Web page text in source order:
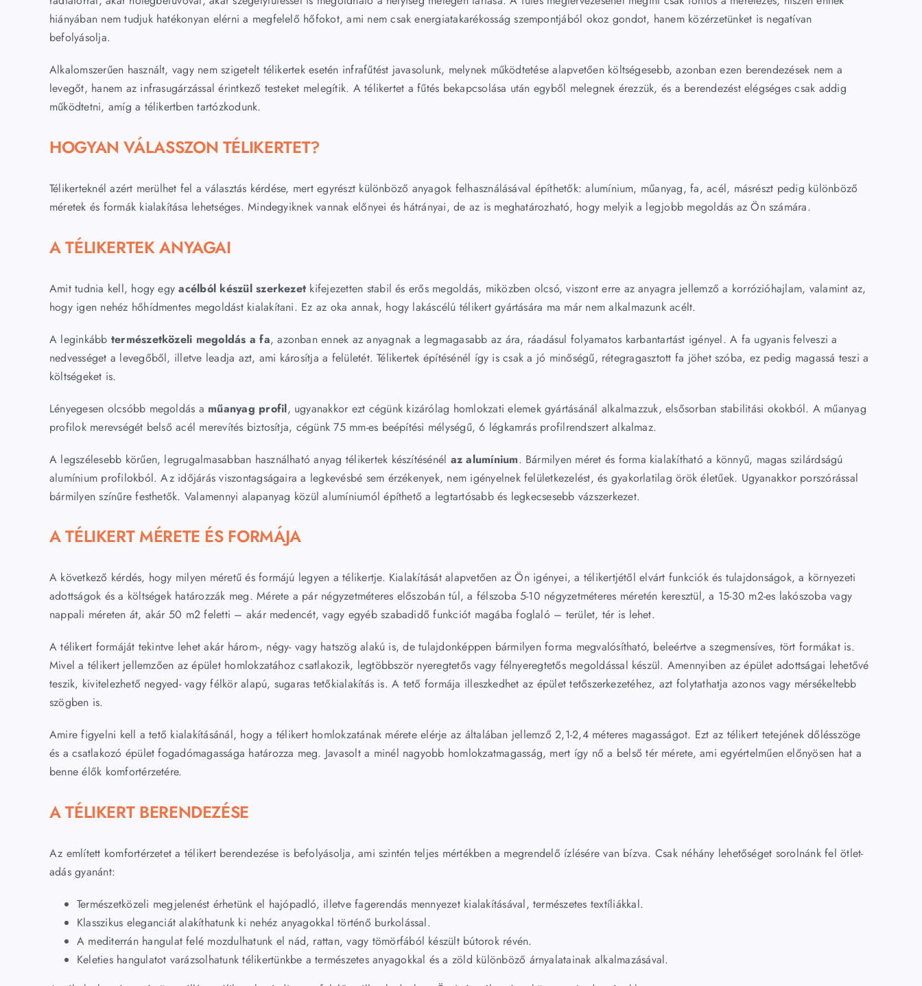
hiányában nem tudjuk hatékonyan elérni a megfelelő hőfokot, ami nem csak energiatakarékosság szempontjából okoz gondot, hanem közérzetünket is negatívan
befolyásolja.
Alkalomszerűen használt, vagy nem szigetelt télikertek esetén infrafűtést javasolunk, melynek működtetése alapvetően költségesebb, azonban ezen berendezések nem a
levegőt, hanem az infrasugárzással érintkező testeket melegítik. A télikertet a fűtés bekapcsolása után egyből melegnek érezzük, és a berendezést elégséges csak addig
működtetni, amíg a télikertben tartózkodunk.
HOGYAN VÁLASSZON TÉLIKERTET?
Télikerteknél azért merülhet fel a választás kérdése, mert egyrészt különböző anyagok felhasználásával építhetők: alumínium, műanyag, fa, acél, másrészt pedig különböző
méretek és formák kialakítása lehetséges. Mindegyiknek vannak előnyei és hátrányai, de az is meghatározható, hogy melyik a legjobb megoldás az Ön számára.
A TÉLIKERTEK ANYAGAI
Amit tudnia kell, hogy egyacélból készül szerkezet kifejezetten stabil és erős megoldás, miközben olcsó, viszont erre az anyagra jellemző a korrózióhajlam, valamint az,
hogy igen nehéz hőhídmentes megoldást kialakítani. Ez az oka annak, hogy lakáscélú télikert gyártására ma már nem alkalmazunk acélt.
A leginkább természetközeli megoldás a fa, azonban ennek az anyagnak a legmagasabb az ára, ráadásul folyamatos karbantartást igényel. A fa ugyanis felveszi a
nedvességet a levegőből, illetve leadja azt, ami károsítja a felületét. Télikertek építésénél így is csak a jó minőségű, rétegragasztott fa jöhet szóba, ez pedig magassá teszi a
költségeket is.
Lényegesen olcsóbb megoldás a műanyag profil, ugyanakkor ezt cégünk kizárólag homlokzati elemek gyártásánál alkalmazzuk, elsősorban stabilitási okokból. A műanyag
profilok merevségét belső acél merevítés biztosítja, cégünk 75 mm-es beépítési mélységű, 6 légkamrás profilrendszert alkalmaz.
A legszélesebb körűen, legrugalmasabban használható anyag télikertek készítésénél az alumínium. Bármilyen méret és forma kialakítható a könnyű, magas szilárdságú
alumínium profilokból. Az időjárás viszontagságaira a legkevésbé sem érzékenyek, nem igényelnek felületkezelést, és gyakorlatilag örök életűek. Ugyanakkor porszórással
bármilyen színűre festhetők. Valamennyi alapanyag közül alumíniumól építhető a legtartósabb és legkecsesebb vázszerkezet.
A TÉLIKERT MÉRETE ÉS FORMÁJA
A következő kérdés, hogy milyen méretű és formájú legyen a télikertje. Kialakítását alapvetően az Ön igényei, a télikertjétől elvárt funkciók és tulajdonságok, a környezeti
adottságok és a költségek határozzák meg. Mérete a pár négyzetméteres előszobán túl, a félszoba 5-10 négyzetméteres méretén keresztül, a 15-30 m2-es lakószoba vagy
nappali méreten át, akár 50 m2 feletti – akár medencét, vagy egyéb szabadidő funkciót magába foglaló – terület, tér is lehet.
A télikert formáját tekintve lehet akár három-, négy- vagy hatszög alakú is, de tulajdonképpen bármilyen forma megvalósítható, beleértve a szegmensíves, tört formákat is.
Mivel a télikert jellemzően az épület homlokzatához csatlakozik, legtöbbször nyeregtetős vagy félnyeregtetős megoldással készül. Amennyiben az épület adottságai lehetővé
teszik, kivitelezhető negyed- vagy félkör alapú, sugaras tetőkialakítás is. A tető formája illeszkedhet az épület tetőszerkezetéhez, azt folytathatja azonos vagy mérsékeltebb
szögben is.
Amire figyelni kell a tető kialakításánál, hogy a télikert homlokzatának mérete elérje az általában jellemző 2,1-2,4 méteres magasságot. Ezt az télikert tetejének dőlésszöge
és a csatlakozó épület fogadómagassága határozza meg. Javasolt a minél nagyobb homlokzatmagasság, mert így nő a belső tér mérete, ami egyértelműen előnyösen hat a
benne élők komfortérzetére.
A TÉLIKERT BERENDEZÉSE
Az említett komfortérzetet a télikert berendezése is befolyásolja, ami szintén teljes mértékben a megrendelő ízlésére van bízva. Csak néhány lehetőséget sorolnánk fel ötlet-
adás gyanánt:
Természetközeli megjelenést érhetünk el hajópadló, illetve fagerendás mennyezet kialakításával, természetes textíliákkal.
Klasszikus eleganciát alakíthatunk ki nehéz anyagokkal történő burkolással.
A mediterrán hangulat felé mozdulhatunk el nád, rattan, vagy tömörfából készült bútorok révén.
Keleties hangulatot varázsolhatunk télikertünkbe a természetes anyagokkal és a zöld különböző árnyalatainak alkalmazásával.